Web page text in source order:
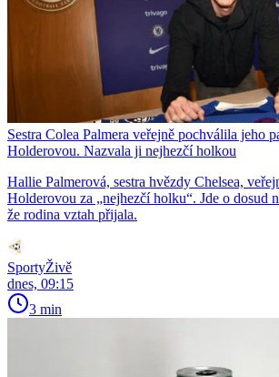
Sestra Colea Palmera veřejně pochválila jeho
Holderovou. Nazvala ji nejhezčí holkou
Hallie Palmerová, sestra hvězdy Chelsea,
Holderovou za „nejhezčí holku“. Jde o dosud
že rodina vztah přijala.
SportyŽivě
dnes, 09:15
3 min